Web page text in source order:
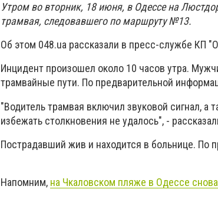
Утром во вторник, 18 июня, в Одессе на
трамвая, следовавшего по маршруту №13.
Об этом 048.ua рассказали в пресс-службе КП
Инцидент произошел около 10 часов утра.
трамвайные пути. По предварительной
"Водитель трамвая включил звуковой сигнал,
избежать столкновения не удалось", -
Пострадавший жив и находится в больнице. По
Напомним, на Чкаловском пляже в Одессе